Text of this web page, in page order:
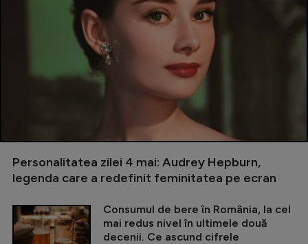
Personalitatea zilei 4 mai: Audrey Hepburn,
legenda care a redefinit feminitatea pe ecran
Consumul de bere în România, la cel
mai redus nivel în ultimele două
decenii. Ce ascund cifrele